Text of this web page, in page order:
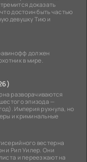
доказать
достоин быть частью
девушку Тию и
должен
в мире.
разворачиваются
эпизода —
Империя рухнула, но
и криминальные
вестерна
и Рип Уилер. Они
и переезжают на